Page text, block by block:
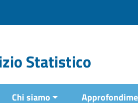
Statistico
Chi siamo